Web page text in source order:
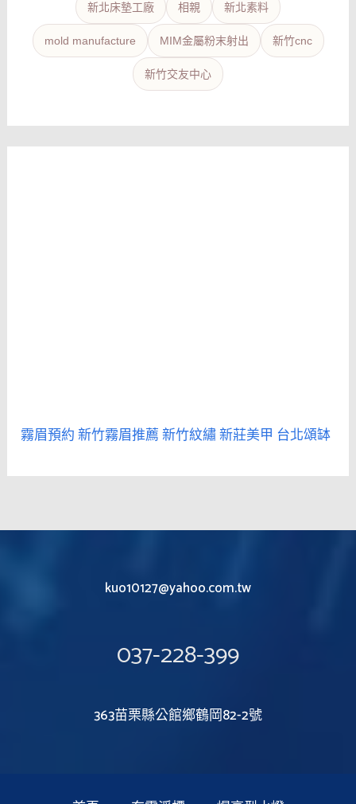
新北床墊工廠 相親 新北素料
mold manufacture MIM金屬粉末射出 新竹cnc
新竹交友中心
霧眉預約新竹霧眉推薦新竹紋繡新莊美甲 台北頌缽
kuo10127@yahoo.com.tw
037-228-399
363苗栗縣公館鄉鶴岡82-2號